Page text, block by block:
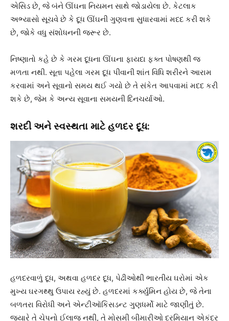
એસિડ છે, જે બંને ઊંઘના નિયમન સાથે જોડાયેલા છે. કેટલાક
અભ્યાસો સૂચવે છે કે દૂધ ઊંઘની ગુણવત્તા સુધારવામાં મદદ કરી શકે
છે, જોકે વધુ સંશોધનની જરૂર છે.
નિષ્ણાતો કહે છે કે ગરમ દૂધના ઊંઘના ફાયદા ફક્ત પોષણથી જ
મળતા નથી. સૂતા પહેલા ગરમ દૂધ પીવાની શાંત વિધિ શરીરને આરામ
કરવામાં અને સૂવાનો સમય થઈ ગયો છે તે સંકેત આપવામાં મદદ કરી
શકે છે, જેમ કે અન્ય સૂવાના સમયની દિનચર્યાઓ.
શરદી અને સ્વસ્થતા માટે હળદર દૂધ:
હળદરવાળું દૂધ, અથવા હળદર દૂધ, પેઢીઓથી ભારતીય ઘરોમાં એક
મુખ્ય ઘરગથ્થુ ઉપાય રહ્યું છે. હળદરમાં કર્ક્યુમિન હોય છે, જે તેના
બળતરા વિરોધી અને એન્ટીઑકિસડન્ટ ગુણધર્મો માટે જાણીતું છે.
જ્યારે તે ચેપનો ઈલાજ નથી, તે મોસમી બીમારીઓ દરમિયાન એકંદર